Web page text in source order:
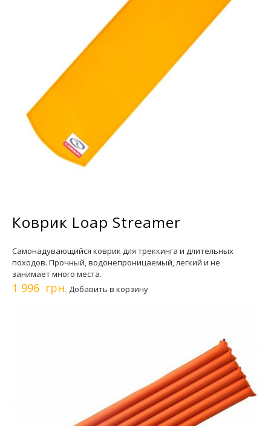
Коврик Loap Streamer
Самонадувающийся коврик для треккинга и длительных
походов. Прочный, водонепроницаемый, легкий и не
занимает много места.
1 996 грн. Добавить в корзину